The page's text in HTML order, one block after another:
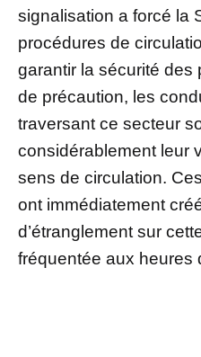
signalisation a forcé la
procédures de
garantir la sécurité des
de précaution, les
traversant ce secteur
considérablement leur
sens de circulation.
ont immédiatement
d’étranglement sur
fréquentée aux heures